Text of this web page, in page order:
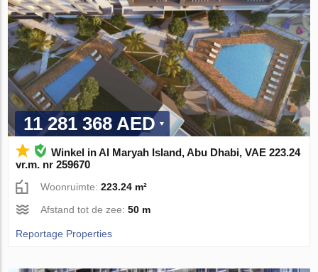
11 281 368 AED
Winkel in Al Maryah Island, Abu Dhabi, VAE 223.24
vr.m. nr 259670
Woonruimte:223.24 m²
Afstand tot de zee:50 m
Reportage Properties